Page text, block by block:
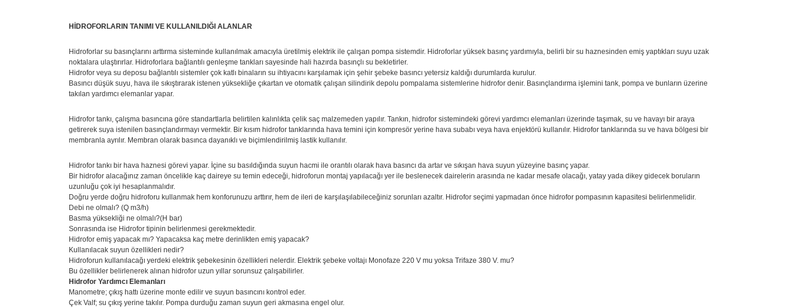
HİDROFORLARIN TANIMI VE KULLANILDIĞI ALANLAR
Hidroforlar su basınçlarını arttırma sisteminde kullanılmak amacıyla üretilmiş elektrik ile çalışan pompa sistemdir. Hidroforlar yüksek basınç yardımıyla, belirli bir su haznesinden emiş yaptıkları suyu uzak
noktalara ulaştırırlar. Hidroforlara bağlantılı genleşme tankları sayesinde hali hazırda basınçlı su bekletirler.
Hidrofor veya su deposu bağlantılı sistemler çok katlı binaların su ihtiyacını karşılamak için şehir şebeke basıncı yetersiz kaldığı durumlarda kurulur.
Basıncı düşük suyu, hava ile sıkıştırarak istenen yüksekliğe çıkartan ve otomatik çalışan silindirik depolu pompalama sistemlerine hidrofor denir. Basınçlandırma işlemini tank, pompa ve bunların üzerine
takılan yardımcı elemanlar yapar.
Hidrofor tankı, çalışma basıncına göre standartlarla belirtilen kalınlıkta çelik saç malzemeden yapılır. Tankın, hidrofor sistemindeki görevi yardımcı elemanları üzerinde taşımak, su ve havayı bir araya
getirerek suya istenilen basınçlandırmayı vermektir. Bir kısım hidrofor tanklarında hava temini için kompresör yerine hava subabı veya hava enjektörü kullanılır. Hidrofor tanklarında su ve hava bölgesi bir
membranla ayrılır. Membran olarak basınca dayanıklı ve biçimlendirilmiş lastik kullanılır.
Hidrofor tankı bir hava haznesi görevi yapar. İçine su basıldığında suyun hacmi ile orantılı olarak hava basıncı da artar ve sıkışan hava suyun yüzeyine basınç yapar.
Bir hidrofor alacağınız zaman öncelikle kaç daireye su temin edeceği, hidroforun montaj yapılacağı yer ile beslenecek dairelerin arasında ne kadar mesafe olacağı, yatay yada dikey gidecek boruların
uzunluğu çok iyi hesaplanmalıdır.
Doğru yerde doğru hidroforu kullanmak hem konforunuzu arttırır, hem de ileri de karşılaşılabileceğiniz sorunları azaltır. Hidrofor seçimi yapmadan önce hidrofor pompasının kapasitesi belirlenmelidir.
Debi ne olmalı? (Q m3/h)
Basma yüksekliği ne olmalı?(H bar)
Sonrasında ise Hidrofor tipinin belirlenmesi gerekmektedir.
Hidrofor emiş yapacak mı? Yapacaksa kaç metre derinlikten emiş yapacak?
Kullanılacak suyun özellikleri nedir?
Hidroforun kullanılacağı yerdeki elektrik şebekesinin özellikleri nelerdir. Elektrik şebeke voltajı Monofaze 220 V mu yoksa Trifaze 380 V. mu?
Bu özellikler belirlenerek alınan hidrofor uzun yıllar sorunsuz çalışabilirler.
Hidrofor Yardımcı Elemanları
Manometre; çıkış hattı üzerine monte edilir ve suyun basıncını kontrol eder.
Çek Valf; su çıkış yerine takılır. Pompa durduğu zaman suyun geri akmasına engel olur.